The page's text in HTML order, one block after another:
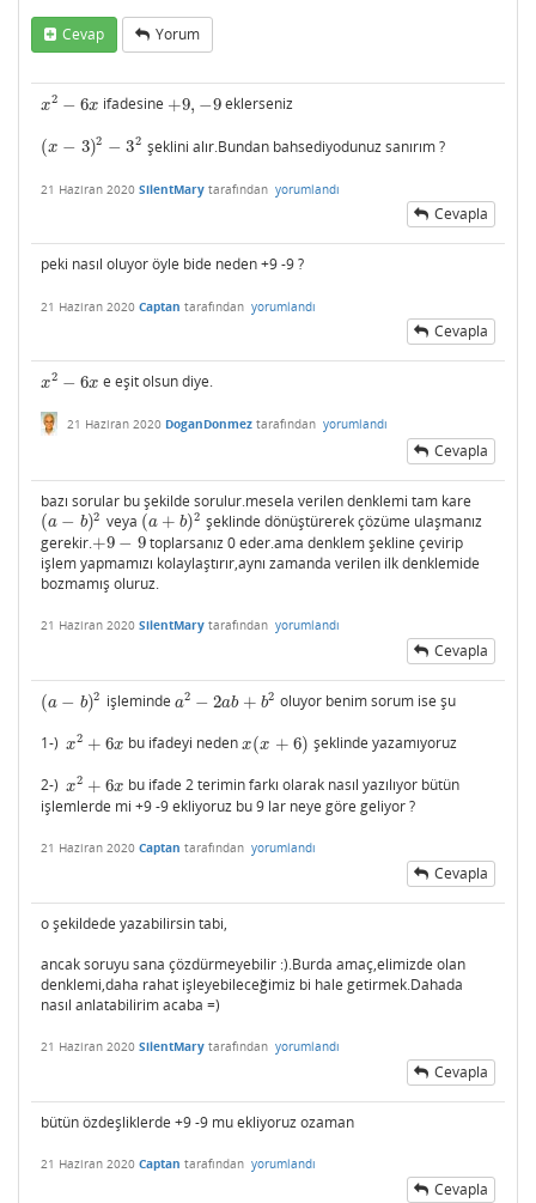
Cevap Yorum
x2 − 6x
x2−6x ifadesine +9, −9
+9,− 9 eklerseniz
(x − 3)2 − 32
(x− 3)2−32 şeklini alır.Bundan bahsediyodunuz sanırım ?
21 Haziran 2020 SilentMary tarafından yorumlandı
Cevapla
peki nasıl oluyor öyle bide neden +9 -9 ?
21 Haziran 2020 Captan tarafından yorumlandı
Cevapla
x2 − 6x
x2−6x e eşit olsun diye.
21 Haziran 2020 DoganDonmez tarafından yorumlandı
Cevapla
bazı sorular bu şekilde sorulur.mesela verilen denklemi tam kare
(a − b)2
(a− b) 2 veya (a + b)2
(a+ b) 2
şeklinde dönüştürerek çözüme ulaşmanız
gerekir.+9 − 9
+9− 9
toplarsanız 0 eder.ama denklem şekline çevirip
işlem yapmamızı kolaylaştırır,aynı zamanda verilen ilk denklemide
bozmamış oluruz.
21 Haziran 2020 SilentMary tarafından yorumlandı
Cevapla
(a − b)2
(a− b) 2 işleminde a2 − 2ab + b2
a2 −2ab+b 2 oluyor benim sorum ise şu
1-) x2 + 6x
x2+6x bu ifadeyi nedenx(x + 6)
x(x+ 6) şeklinde yazamıyoruz
2-) x2 + 6x
x2+6x
bu ifade 2 terimin farkı olarak nasıl yazılıyor bütün
işlemlerde mi +9 -9 ekliyoruz bu 9 lar neye göre geliyor ?
21 Haziran 2020 Captan tarafından yorumlandı
Cevapla
o şekildede yazabilirsin tabi,
ancak soruyu sana çözdürmeyebilir :).Burda amaç,elimizde olan
denklemi,daha rahat işleyebileceğimiz bi hale getirmek.Dahada
nasıl anlatabilirim acaba =)
21 Haziran 2020 SilentMary tarafından yorumlandı
Cevapla
bütün özdeşliklerde +9 -9 mu ekliyoruz ozaman
21 Haziran 2020 Captan tarafından yorumlandı
Cevapla